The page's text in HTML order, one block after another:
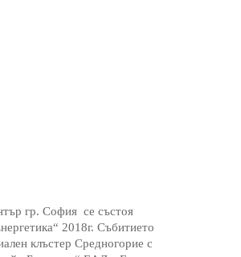
гр. София се състоя
2018г. Събитието
клъстер Средногорие с